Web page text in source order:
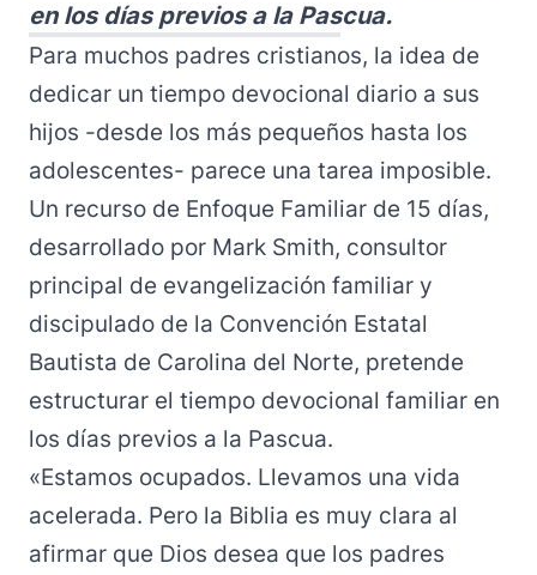
en los días previos a la Pascua.
Para muchos padres cristianos, la idea de
dedicar un tiempo devocional diario a sus
hijos -desde los más pequeños hasta los
adolescentes- parece una tarea imposible.
Un recurso de Enfoque Familiar de 15 días,
desarrollado por Mark Smith, consultor
principal de evangelización familiar y
discipulado de la Convención Estatal
Bautista de Carolina del Norte, pretende
estructurar el tiempo devocional familiar en
los días previos a la Pascua.
«Estamos ocupados. Llevamos una vida
acelerada. Pero la Biblia es muy clara al
afirmar que Dios desea que los padres